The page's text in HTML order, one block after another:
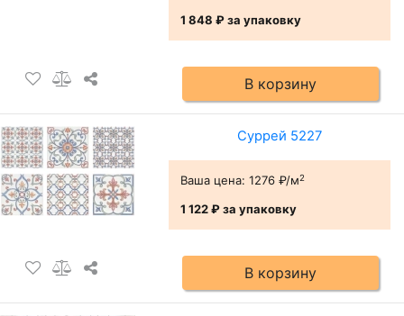
1 848 ₽за упаковку
В корзину
Суррей 5227
Ваша цена: 1276 ₽/м2
1 122 ₽за упаковку
В корзину